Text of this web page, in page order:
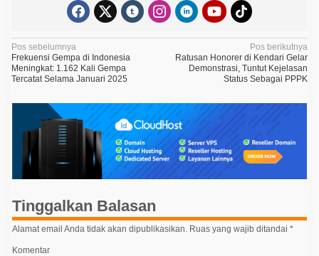
N
a
v
i
i
p
o
s
Pos sebelumnya
Frekuensi Gempa di Indonesia
Meningkat: 1.162 Kali Gempa
Tercatat Selama Januari 2025
Pos berikutnya
Ratusan Honorer di Kendari Gelar
Demonstrasi, Tuntut Kejelasan
Status Sebagai PPPK
Tinggalkan Balasan
Alamat email Anda tidak akan dipublikasikan. Ruas yang wajib ditandai *
Komentar